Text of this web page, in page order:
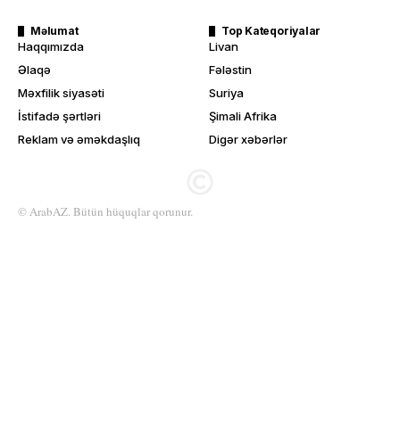
Məlumat
Haqqımızda
Əlaqə
Məxfilik siyasəti
İstifadə şərtləri
Reklam və əməkdaşlıq
Top Kateqoriyalar
Livan
Fələstin
Suriya
Şimali Afrika
Digər xəbərlər
© ArabAZ. Bütün hüquqlar qorunur.